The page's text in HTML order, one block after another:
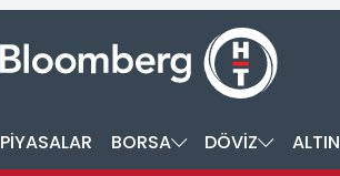
PİYASALAR BORSA DÖVİZ ALTIN